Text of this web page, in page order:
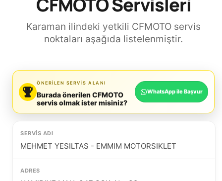
Karaman ilindeki yetkili CFMOTO servis
noktaları aşağıda listelenmiştir.
ÖNERILEN SERVIS ALANI
Burada önerilen CFMOTO
servis olmak ister misiniz?
WhatsApp ile Başvur
MEHMET YESILTAS - EMMIM MOTORSIKLET